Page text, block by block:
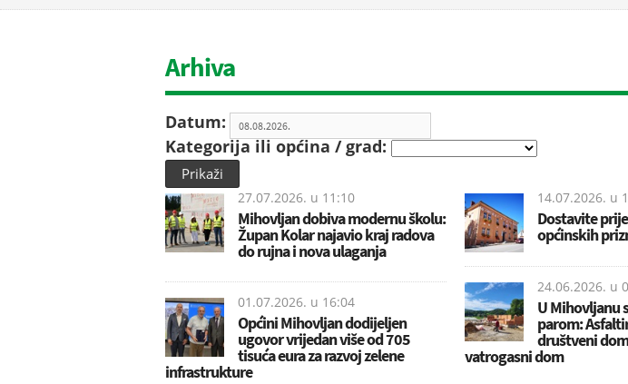
Arhiva
Datum:
Kategorija ili općina / grad:
Prikaži
27.07.2026. u 11:10
Mihovljan dobiva modernu školu:
Župan Kolar najavio kraj radova
do rujna i nova ulaganja
01.07.2026. u 16:04
Općini Mihovljan dodijeljen
ugovor vrijedan više od 705
tisuća eura za razvoj zelene
infrastrukture
14.07.2026. u
Dostavite
općinskih
24.06.2026. u
U Mihovljanu
parom:
društveni
vatrogasni dom